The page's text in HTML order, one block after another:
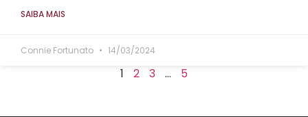
SAIBA MAIS
Connie Fortunato 14/03/2024
1 2 3 … 5